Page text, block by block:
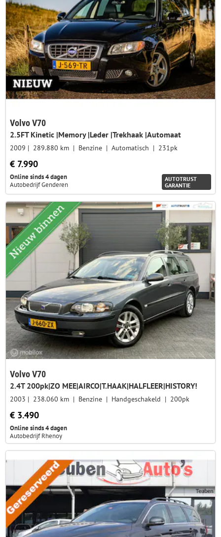
Volvo V70
2.5FT Kinetic |Memory |Leder |Trekhaak |Automaat
2009 289.880 km Benzine Automatisch 231pk
€ 7.990
Online sinds 4 dagen
Autobedrijf Genderen
AUTOTRUST
GARANTIE
Volvo V70
2.4T 200pk|ZO MEE|AIRCO|T.HAAK|HALFLEER|HISTORY!
2003 238.060 km Benzine Handgeschakeld 200pk
€ 3.490
Online sinds 4 dagen
Autobedrijf Rhenoy